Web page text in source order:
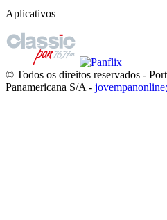
Aplicativos
© Todos os direitos reservados -
Panamericana S/A -